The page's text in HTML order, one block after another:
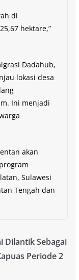
di
hektare,”
Dadahub,
lokasi desa
Ini menjadi
akan
Sulawesi
Tengah dan
Dilantik Sebagai
Periode 2